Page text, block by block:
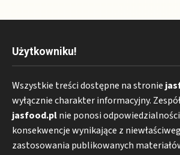
Użytkowniku!
Wszystkie treści dostępne na stronie
wyłącznie charakter informacyjny.
jasfood.plnie ponosi
konsekwencje wynikające z
zastosowania publikowanych